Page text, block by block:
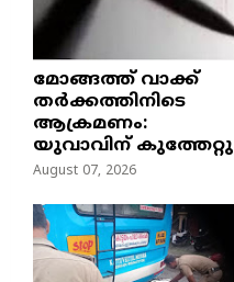
മോങ്ങത്ത് വാക്ക്
തർക്കത്തിനിടെ
ആക്രമണം:
യുവാവിന് കുത്തേറ്റു
August 07, 2026